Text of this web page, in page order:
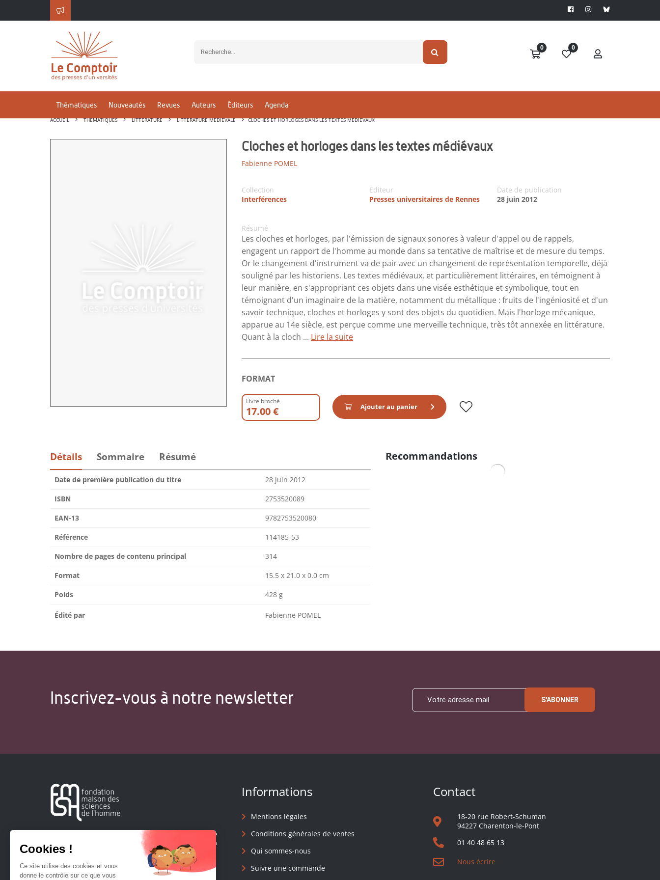
0 0
Thématiques Nouveautés Revues Auteurs Éditeurs Agenda
ACCUEIL THÉMATIQUES LITTÉRATURE LITTÉRATURE MÉDIÉVALE CLOCHES ET HORLOGES DANS LES TEXTES MÉDIÉVAUX
Cloches et horloges dans les textes médiévaux
Fabienne POMEL
Collection
Interférences
Editeur
Presses universitaires de Rennes
Date de publication
28 juin 2012
Résumé
Les cloches et horloges, par l'émission de signaux sonores à valeur d'appel ou de rappels,
engagent un rapport de l'homme au monde dans sa tentative de maîtrise et de mesure du temps.
Or le changement d'instrument va de pair avec un changement de représentation temporelle, déjà
souligné par les historiens. Les textes médiévaux, et particulièrement littéraires, en témoignent à
leur manière, en s'appropriant ces objets dans une visée esthétique et symbolique, tout en
témoignant d'un imaginaire de la matière, notamment du métallique : fruits de l'ingéniosité et d'un
savoir technique, cloches et horloges y sont des objets du quotidien. Mais l'horloge mécanique,
apparue au 14e siècle, est perçue comme une merveille technique, très tôt annexée en littérature.
Quant à la cloch ... Lire la suite
FORMAT
Livre broché
17.00 € Ajouter au panier
Détails Sommaire Résumé
Date de première publication du titre 28 juin 2012
ISBN 2753520089
EAN-13 9782753520080
Référence 114185-53
Nombre de pages de contenu principal 314
Format 15.5 x 21.0 x 0.0 cm
Poids 428 g
Édité par Fabienne POMEL
Recommandations
Inscrivez-vous à notre newsletter S'ABONNER
Créée en 1963, la Fondation Maison Sciences de l'Homme
soutient la recherche et la diffusion des connaissances en
sciences humaines et sociales.
Informations
Mentions légales
Conditions générales de ventes
Qui sommes-nous
Suivre une commande
Contact
18-20 rue Robert-Schuman
94227 Charenton-le-Pont
01 40 48 65 13
Nous écrire